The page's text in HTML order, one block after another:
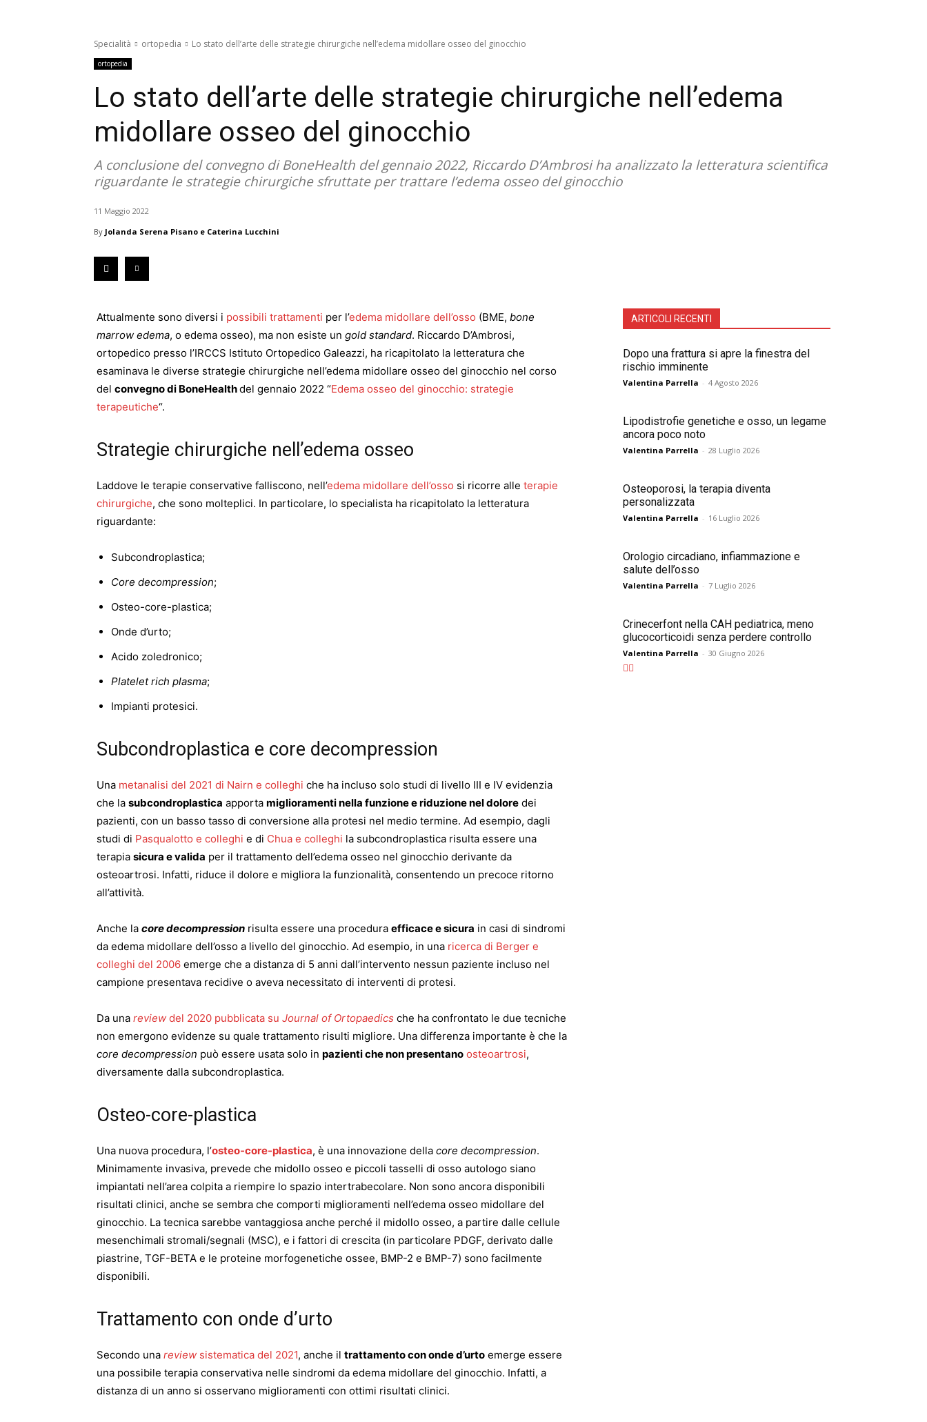
Specialità ortopedia Lo stato dell’arte delle strategie chirurgiche nell’edema midollare osseo del ginocchio
ortopedia
Lo stato dell’arte delle strategie chirurgiche nell’edema
midollare osseo del ginocchio
A conclusione del convegno di BoneHealth del gennaio 2022, Riccardo D’Ambrosi ha analizzato la letteratura scientifica
riguardante le strategie chirurgiche sfruttate per trattare l’edema osseo del ginocchio
11 Maggio 2022
By Jolanda Serena Pisano e Caterina Lucchini
Attualmente sono diversi i possibili trattamenti per l’edema midollare dell’osso (BME, bone
marrow edema, o edema osseo), ma non esiste un gold standard. Riccardo D’Ambrosi,
ortopedico presso l’IRCCS Istituto Ortopedico Galeazzi, ha ricapitolato la letteratura che
esaminava le diverse strategie chirurgiche nell’edema midollare osseo del ginocchio nel corso
del convegno di BoneHealthdel gennaio 2022 “Edema osseo del ginocchio: strategie
terapeutiche“.
Strategie chirurgiche nell’edema osseo
Laddove le terapie conservative falliscono, nell’edema midollare dell’osso si ricorre alle terapie
chirurgiche, che sono molteplici. In particolare, lo specialista ha ricapitolato la letteratura
riguardante:
Subcondroplastica;
Core decompression;
Osteo-core-plastica;
Onde d’urto;
Acido zoledronico;
Platelet rich plasma;
Impianti protesici.
Subcondroplastica e core decompression
Una metanalisi del 2021 di Nairn e colleghi che ha incluso solo studi di livello III e IV evidenzia
che la subcondroplastica apporta miglioramenti nella funzione e riduzione nel dolore dei
pazienti, con un basso tasso di conversione alla protesi nel medio termine. Ad esempio, dagli
studi di Pasqualotto e colleghi e di Chua e colleghi la subcondroplastica risulta essere una
terapia sicura e valida per il trattamento dell’edema osseo nel ginocchio derivante da
osteoartrosi. Infatti, riduce il dolore e migliora la funzionalità, consentendo un precoce ritorno
all’attività.
Anche la core decompression risulta essere una procedura efficace e sicura in casi di sindromi
da edema midollare dell’osso a livello del ginocchio. Ad esempio, in una ricerca di Berger e
colleghi del 2006 emerge che a distanza di 5 anni dall’intervento nessun paziente incluso nel
campione presentava recidive o aveva necessitato di interventi di protesi.
Da una review del 2020 pubblicata su Journal of Ortopaedics che ha confrontato le due tecniche
non emergono evidenze su quale trattamento risulti migliore. Una differenza importante è che la
core decompression può essere usata solo in pazienti che non presentano osteoartrosi,
diversamente dalla subcondroplastica.
Osteo-core-plastica
Una nuova procedura, l’osteo-core-plastica, è una innovazione della core decompression.
Minimamente invasiva, prevede che midollo osseo e piccoli tasselli di osso autologo siano
impiantati nell’area colpita a riempire lo spazio intertrabecolare. Non sono ancora disponibili
risultati clinici, anche se sembra che comporti miglioramenti nell’edema osseo midollare del
ginocchio. La tecnica sarebbe vantaggiosa anche perché il midollo osseo, a partire dalle cellule
mesenchimali stromali/segnali (MSC), e i fattori di crescita (in particolare PDGF, derivato dalle
piastrine, TGF-BETA e le proteine morfogenetiche ossee, BMP-2 e BMP-7) sono facilmente
disponibili.
Trattamento con onde d’urto
Secondo una review sistematica del 2021, anche il trattamento con onde d’urto emerge essere
una possibile terapia conservativa nelle sindromi da edema midollare del ginocchio. Infatti, a
distanza di un anno si osservano miglioramenti con ottimi risultati clinici.
ARTICOLI RECENTI
Dopo una frattura si apre la finestra del
rischio imminente
Valentina Parrella - 4 Agosto 2026
Lipodistrofie genetiche e osso, un legame
ancora poco noto
Valentina Parrella - 28 Luglio 2026
Osteoporosi, la terapia diventa
personalizzata
Valentina Parrella - 16 Luglio 2026
Orologio circadiano, infiammazione e
salute dell’osso
Valentina Parrella - 7 Luglio 2026
Crinecerfont nella CAH pediatrica, meno
glucocorticoidi senza perdere controllo
Valentina Parrella - 30 Giugno 2026